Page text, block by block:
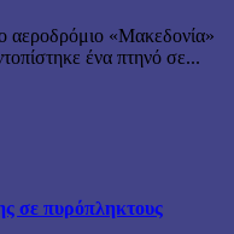
αεροδρόμιο «Μακεδονία»
ένα πτηνό σε...
σε πυρόπληκτους